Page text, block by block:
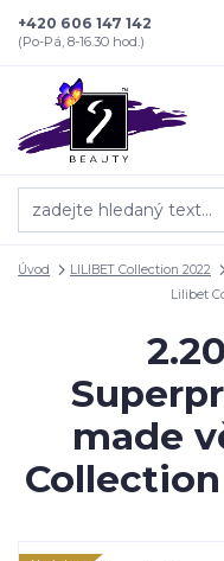
+420 606 147 142
(Po-Pá, 8-16.30 hod.)
Úvod LILIBET Collection 2022
Lilibet
made
Collection